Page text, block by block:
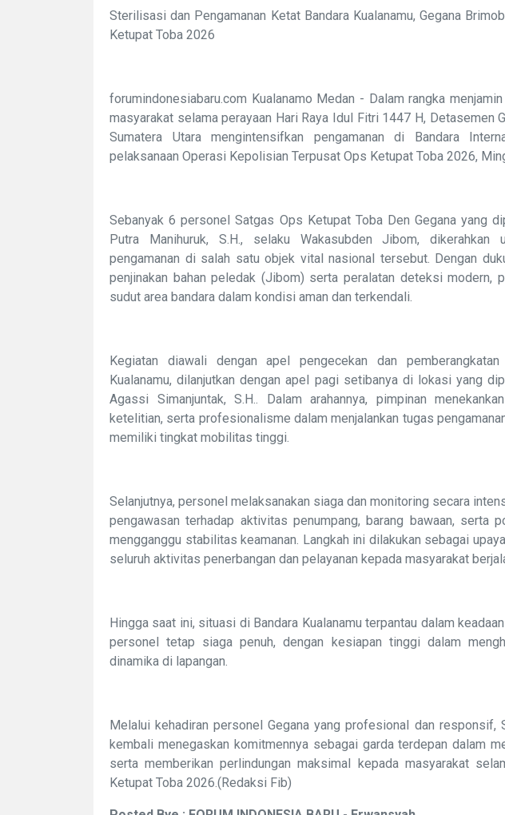
Sterilisasi dan Pengamanan Ketat Bandara Kualanamu, Gegana
Ketupat Toba 2026
forumindonesiabaru.com Kualanamo Medan - Dalam rangka
masyarakat selama perayaan Hari Raya Idul Fitri 1447 H, Detasemen
Sumatera Utara mengintensifkan pengamanan di Bandara
pelaksanaan Operasi Kepolisian Terpusat Ops Ketupat Toba 2026,
Sebanyak 6 personel Satgas Ops Ketupat Toba Den Gegana yang
Putra Manihuruk, S.H., selaku Wakasubden Jibom, dikerahkan
pengamanan di salah satu objek vital nasional tersebut. Dengan
penjinakan bahan peledak (Jibom) serta peralatan deteksi modern,
sudut area bandara dalam kondisi aman dan terkendali.
Kegiatan diawali dengan apel pengecekan dan
Kualanamu, dilanjutkan dengan apel pagi setibanya di lokasi yang
Agassi Simanjuntak, S.H.. Dalam arahannya, pimpinan
ketelitian, serta profesionalisme dalam menjalankan tugas
memiliki tingkat mobilitas tinggi.
Selanjutnya, personel melaksanakan siaga dan monitoring secara
pengawasan terhadap aktivitas penumpang, barang bawaan, serta
mengganggu stabilitas keamanan. Langkah ini dilakukan sebagai
seluruh aktivitas penerbangan dan pelayanan kepada masyarakat
Hingga saat ini, situasi di Bandara Kualanamu terpantau dalam
personel tetap siaga penuh, dengan kesiapan tinggi dalam
dinamika di lapangan.
Melalui kehadiran personel Gegana yang profesional dan responsif,
kembali menegaskan komitmennya sebagai garda terdepan dalam
serta memberikan perlindungan maksimal kepada masyarakat
Ketupat Toba 2026.(Redaksi Fib)